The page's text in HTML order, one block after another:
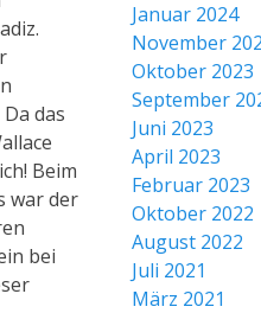
das
Beim
war der
bei
Januar 2024
November
Oktober 2023
September
Juni 2023
April 2023
Februar 2023
Oktober 2022
August 2022
Juli 2021
März 2021